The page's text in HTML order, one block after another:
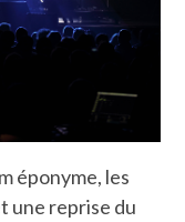
éponyme, les
une reprise du